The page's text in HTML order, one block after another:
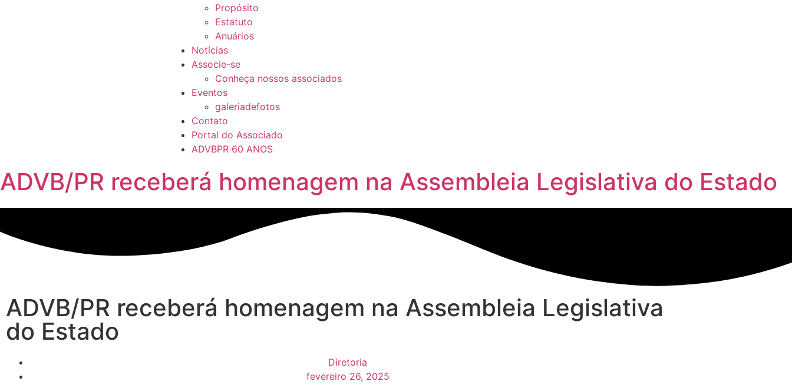
Propósito
Estatuto
Anuários
Notícias
Associe-se
Conheça nossos associados
Eventos
galeriadefotos
Contato
Portal do Associado
ADVBPR 60 ANOS
ADVB/PR receberá homenagem na Assembleia Legislativa do Estado
ADVB/PR receberá homenagem na Assembleia Legislativa
do Estado
Diretoria
fevereiro 26, 2025